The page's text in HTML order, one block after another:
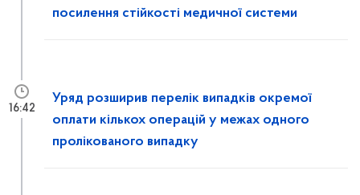
посилення стійкості медичної системи
Уряд розширив перелік випадків окремої
оплати кількох операцій у межах одного
пролікованого випадку
16:42